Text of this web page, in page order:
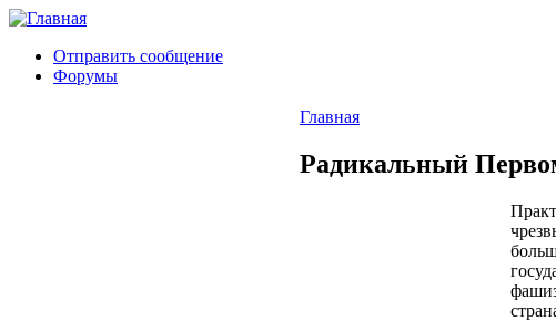
Отправить сообщение
Форумы
Главная
Радикальный